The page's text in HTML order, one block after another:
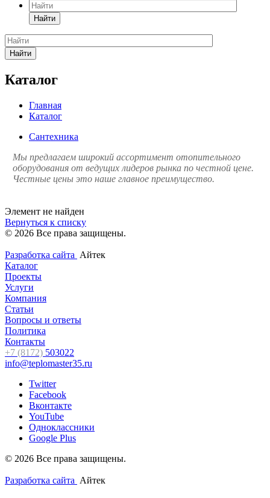
Найти
Найти
Каталог
Главная
Каталог
Сантехника
Мы предлагаем широкий ассортимент отопительного
оборудования от ведущих лидеров рынка по честной цене.
Честные цены это наше главное преимущество.
Элемент не найден
Вернуться к списку
© 2026 Все права защищены.
Разработка сайта Айтек
Каталог
Проекты
Услуги
Компания
Статьи
Вопросы и ответы
Политика
Контакты
+7 (8172) 503022
info@teplomaster35.ru
Twitter
Facebook
Вконтакте
YouTube
Одноклассники
Google Plus
© 2026 Все права защищены.
Разработка сайта Айтек